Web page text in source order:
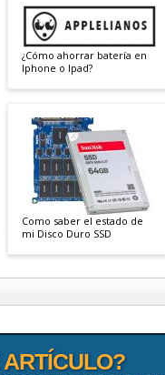
¿Cómo ahorrar batería en
Iphone o Ipad?
Como saber el estado de
mi Disco Duro SSD